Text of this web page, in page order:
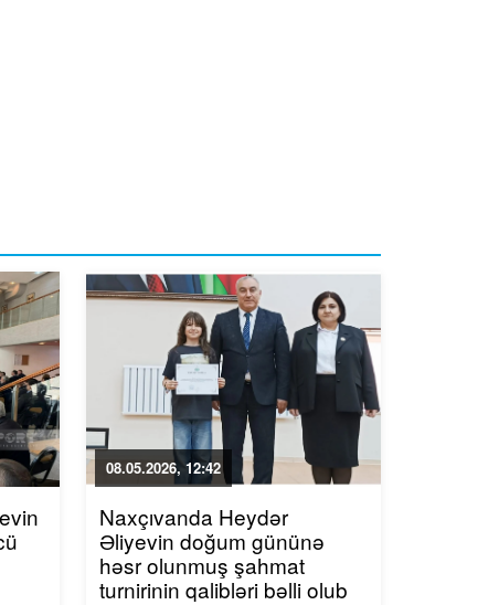
08.05.2026, 12:42
Naxçıvanda Heydər
Əliyevin doğum gününə
həsr olunmuş şahmat
turnirinin qalibləri bəlli olub